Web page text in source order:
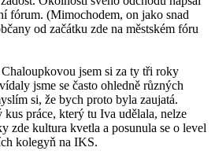
fórum. (Mimochodem, on jako snad
od začátku zde na městském fóru
jsem si za ty tři roky
jsme se často ohledně různých
si, že bych proto byla zaujatá.
práce, který tu Iva udělala, nelze
zde kultura kvetla a posunula se o level
kolegyň na IKS.